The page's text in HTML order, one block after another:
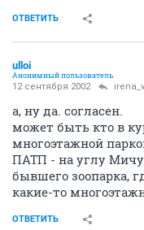
ОТВЕТИТЬ
ulloi
Анонимный пользователь
12 сентября 2002
а, ну да. согласен.
может быть кто в
многоэтажной
ПАТП - на углу
бывшего зоопарка,
какие-то
ОТВЕТИТЬ